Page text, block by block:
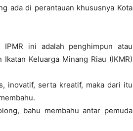
ada di perantauan khususnya Kota
ini adalah penghimpun atau
Keluarga Minang Riau (IKMR)
inovatif, serta kreatif, maka dari itu
bahu membahu antar pemuda